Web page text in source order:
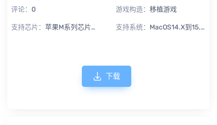
评论： 0 游戏构造： 移植游戏
支持芯片： 苹果M系列芯片专用 支持系统： MacOS14.X到15.X Sequoia
下载